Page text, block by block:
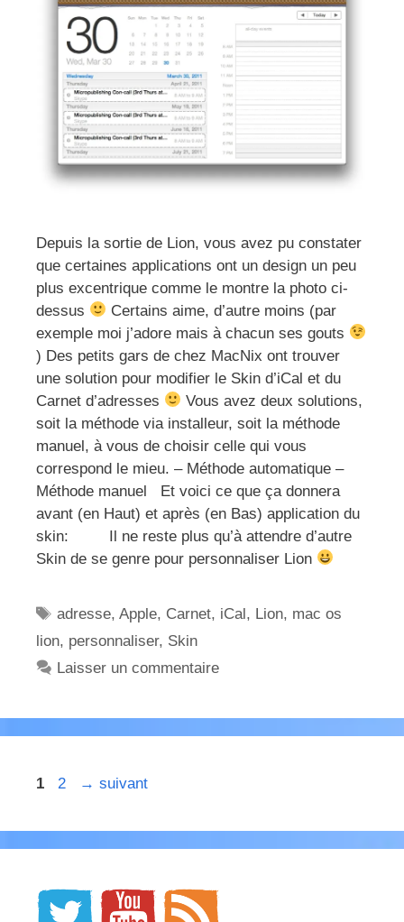
Depuis la sortie de Lion, vous avez pu constater
que certaines applications ont un design un peu
plus excentrique comme le montre la photo ci-
dessus
Certains aime, d’autre moins (par
exemple moi j’adore mais à chacun ses gouts
) Des petits gars de chez MacNix ont trouver
une solution pour modifier le Skin d’iCal et du
Carnet d’adresses
Vous avez deux solutions,
soit la méthode via installeur, soit la méthode
manuel, à vous de choisir celle qui vous
correspond le mieu. – Méthode automatique –
Méthode manuel Et voici ce que ça donnera
avant (en Haut) et après (en Bas) application du
skin: Il ne reste plus qu’à attendre d’autre
Skin de se genre pour personnaliser Lion
Étiquettes
adresse,Apple, Carnet, iCal, Lion, mac os
lion, personnaliser, Skin
Laisser un commentaire
Page
1 Page
2 → suivant